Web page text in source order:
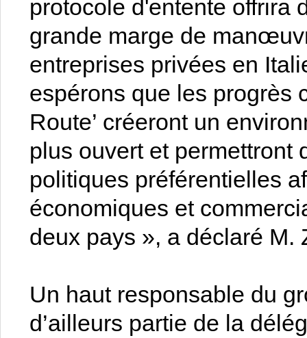
protocole d'entente offrira
grande marge de
entreprises privées en
espérons que les progrès
Route’ créeront un
plus ouvert et permettront
politiques préférentielles
économiques et
deux pays », a déclaré M.
Un haut responsable du
d’ailleurs partie de la